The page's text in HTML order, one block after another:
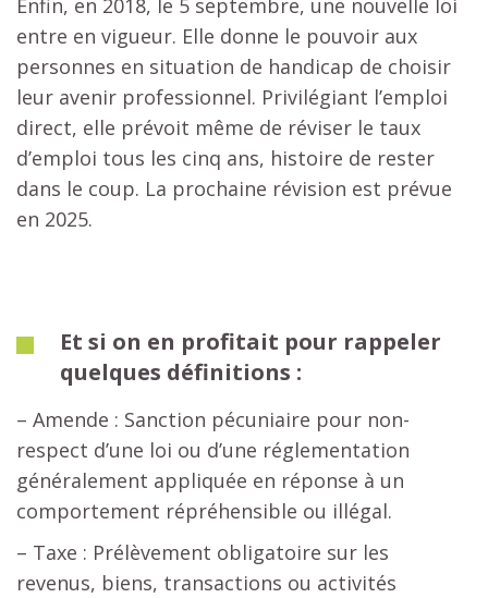
Enfin, en 2018, le 5 septembre, une nouvelle loi
entre en vigueur. Elle donne le pouvoir aux
personnes en situation de handicap de choisir
leur avenir professionnel. Privilégiant l’emploi
direct, elle prévoit même de réviser le taux
d’emploi tous les cinq ans, histoire de rester
dans le coup. La prochaine révision est prévue
en 2025.
Et si on en profitait pour rappeler
quelques définitions :
– Amende : Sanction pécuniaire pour non-
respect d’une loi ou d’une réglementation
généralement appliquée en réponse à un
comportement répréhensible ou illégal.
– Taxe : Prélèvement obligatoire sur les
revenus, biens, transactions ou activités